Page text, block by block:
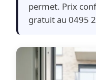
permet. Prix
gratuit au 0495